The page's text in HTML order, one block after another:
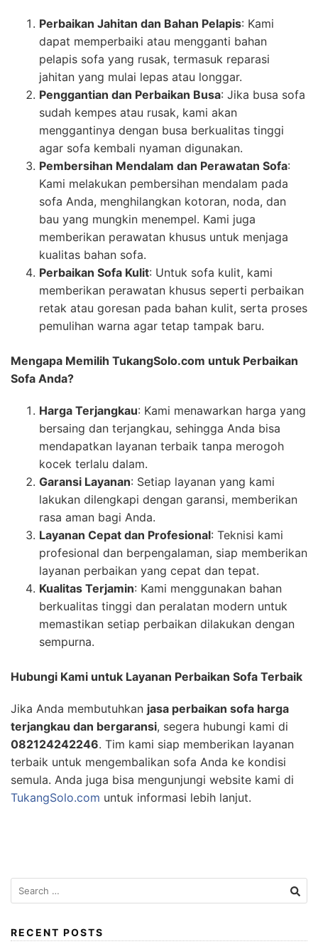
Perbaikan Jahitan dan Bahan Pelapis: Kami
dapat memperbaiki atau mengganti bahan
pelapis sofa yang rusak, termasuk reparasi
jahitan yang mulai lepas atau longgar.
Penggantian dan Perbaikan Busa: Jika busa sofa
sudah kempes atau rusak, kami akan
menggantinya dengan busa berkualitas tinggi
agar sofa kembali nyaman digunakan.
Pembersihan Mendalam dan Perawatan Sofa:
Kami melakukan pembersihan mendalam pada
sofa Anda, menghilangkan kotoran, noda, dan
bau yang mungkin menempel. Kami juga
memberikan perawatan khusus untuk menjaga
kualitas bahan sofa.
Perbaikan Sofa Kulit: Untuk sofa kulit, kami
memberikan perawatan khusus seperti perbaikan
retak atau goresan pada bahan kulit, serta proses
pemulihan warna agar tetap tampak baru.
Mengapa Memilih TukangSolo.com untuk Perbaikan
Sofa Anda?
Harga Terjangkau: Kami menawarkan harga yang
bersaing dan terjangkau, sehingga Anda bisa
mendapatkan layanan terbaik tanpa merogoh
kocek terlalu dalam.
Garansi Layanan: Setiap layanan yang kami
lakukan dilengkapi dengan garansi, memberikan
rasa aman bagi Anda.
Layanan Cepat dan Profesional: Teknisi kami
profesional dan berpengalaman, siap memberikan
layanan perbaikan yang cepat dan tepat.
Kualitas Terjamin: Kami menggunakan bahan
berkualitas tinggi dan peralatan modern untuk
memastikan setiap perbaikan dilakukan dengan
sempurna.
Hubungi Kami untuk Layanan Perbaikan Sofa Terbaik
Jika Anda membutuhkan jasa perbaikan sofa harga
terjangkau dan bergaransi, segera hubungi kami di
082124242246. Tim kami siap memberikan layanan
terbaik untuk mengembalikan sofa Anda ke kondisi
semula. Anda juga bisa mengunjungi website kami di
TukangSolo.com untuk informasi lebih lanjut.
Search
for:
RECENT POSTS